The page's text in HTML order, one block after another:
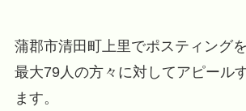
蒲郡市清田町上里でポスティング
最大79人の方々に対してアピール
ます。